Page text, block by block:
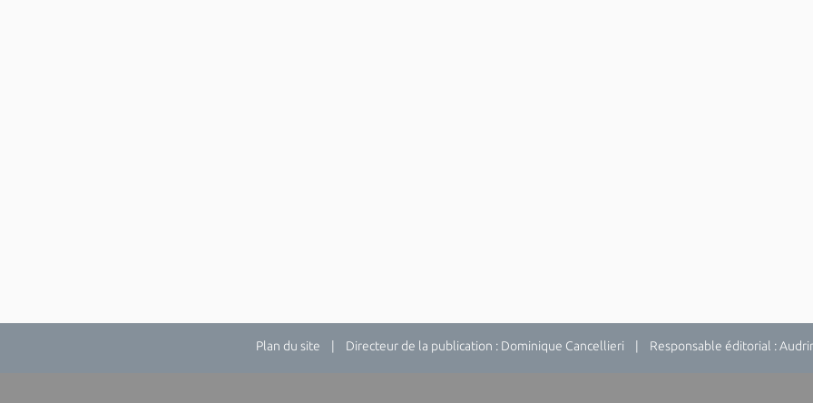
Plan du site | Directeur de la publication : Dominique Cancellieri | Responsable éditorial :